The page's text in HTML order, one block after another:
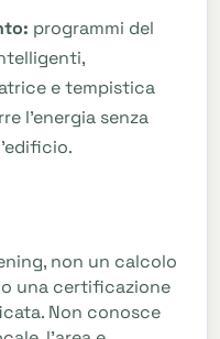
programmi del
e tempistica
l'energia senza
non un calcolo
una certificazione
Non conosce